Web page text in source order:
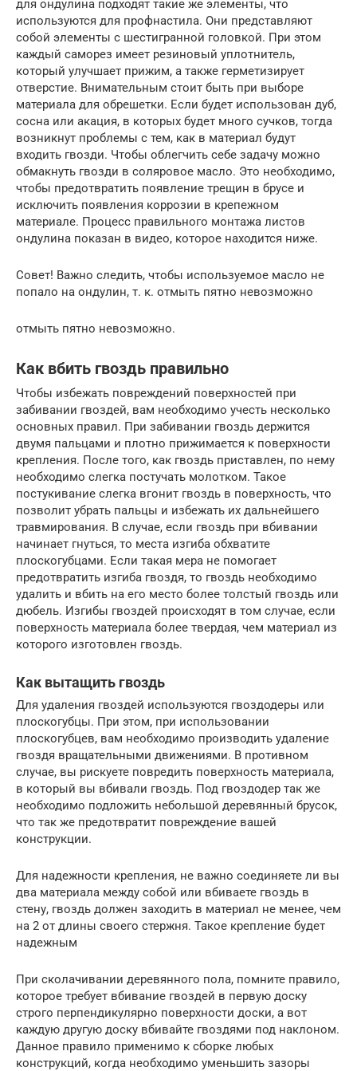
для ондулина подходят такие же элементы, что
используются для профнастила. Они представляют
собой элементы с шестигранной головкой. При этом
каждый саморез имеет резиновый уплотнитель,
который улучшает прижим, а также герметизирует
отверстие. Внимательным стоит быть при выборе
материала для обрешетки. Если будет использован дуб,
сосна или акация, в которых будет много сучков, тогда
возникнут проблемы с тем, как в материал будут
входить гвозди. Чтобы облегчить себе задачу можно
обмакнуть гвозди в соляровое масло. Это необходимо,
чтобы предотвратить появление трещин в брусе и
исключить появления коррозии в крепежном
материале. Процесс правильного монтажа листов
ондулина показан в видео, которое находится ниже.
Совет! Важно следить, чтобы используемое масло не
попало на ондулин, т. к. отмыть пятно невозможно
отмыть пятно невозможно.
Как вбить гвоздь правильно
Чтобы избежать повреждений поверхностей при
забивании гвоздей, вам необходимо учесть несколько
основных правил. При забивании гвоздь держится
двумя пальцами и плотно прижимается к поверхности
крепления. После того, как гвоздь приставлен, по нему
необходимо слегка постучать молотком. Такое
постукивание слегка вгонит гвоздь в поверхность, что
позволит убрать пальцы и избежать их дальнейшего
травмирования. В случае, если гвоздь при вбивании
начинает гнуться, то места изгиба обхватите
плоскогубцами. Если такая мера не помогает
предотвратить изгиба гвоздя, то гвоздь необходимо
удалить и вбить на его место более толстый гвоздь или
дюбель. Изгибы гвоздей происходят в том случае, если
поверхность материала более твердая, чем материал из
которого изготовлен гвоздь.
Как вытащить гвоздь
Для удаления гвоздей используются гвоздодеры или
плоскогубцы. При этом, при использовании
плоскогубцев, вам необходимо производить удаление
гвоздя вращательными движениями. В противном
случае, вы рискуете повредить поверхность материала,
в который вы вбивали гвоздь. Под гвоздодер так же
необходимо подложить небольшой деревянный брусок,
что так же предотвратит повреждение вашей
конструкции.
Для надежности крепления, не важно соединяете ли вы
два материала между собой или вбиваете гвоздь в
стену, гвоздь должен заходить в материал не менее, чем
на 2 от длины своего стержня. Такое крепление будет
надежным
При сколачивании деревянного пола, помните правило,
которое требует вбивание гвоздей в первую доску
строго перпендикулярно поверхности доски, а вот
каждую другую доску вбивайте гвоздями под наклоном.
Данное правило применимо к сборке любых
конструкций, когда необходимо уменьшить зазоры